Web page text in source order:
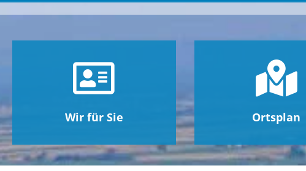
Wir für Sie Ortsplan